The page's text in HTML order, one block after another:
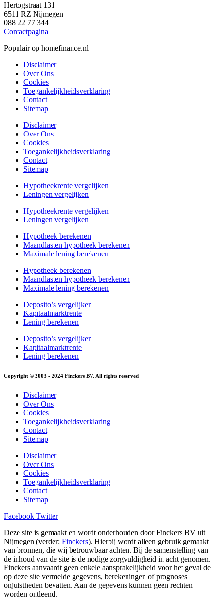
Hertogstraat 131
6511 RZ Nijmegen
088 22 77 344
Contactpagina
Populair op homefinance.nl
Disclaimer
Over Ons
Cookies
Toegankelijkheidsverklaring
Contact
Sitemap
Disclaimer
Over Ons
Cookies
Toegankelijkheidsverklaring
Contact
Sitemap
Hypotheekrente vergelijken
Leningen vergelijken
Hypotheekrente vergelijken
Leningen vergelijken
Hypotheek berekenen
Maandlasten hypotheek berekenen
Maximale lening berekenen
Hypotheek berekenen
Maandlasten hypotheek berekenen
Maximale lening berekenen
Deposito’s vergelijken
Kapitaalmarktrente
Lening berekenen
Deposito’s vergelijken
Kapitaalmarktrente
Lening berekenen
Copyright © 2003 - 2024 Finckers BV. All rights reserved
Disclaimer
Over Ons
Cookies
Toegankelijkheidsverklaring
Contact
Sitemap
Disclaimer
Over Ons
Cookies
Toegankelijkheidsverklaring
Contact
Sitemap
Facebook Twitter
Deze site is gemaakt en wordt onderhouden door Finckers BV uit
Nijmegen (verder: Finckers). Hierbij wordt alleen gebruik gemaakt
van bronnen, die wij betrouwbaar achten. Bij de samenstelling van
de inhoud van de site is de nodige zorgvuldigheid in acht genomen.
Finckers aanvaardt geen enkele aansprakelijkheid voor het geval de
op deze site vermelde gegevens, berekeningen of prognoses
onjuistheden bevatten. Aan de gegevens kunnen geen rechten
worden ontleend.